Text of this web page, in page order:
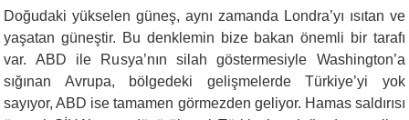
Doğudaki yükselen güneş, aynı zamanda Londra’yı ısıtan ve
yaşatan güneştir. Bu denklemin bize bakan önemli bir tarafı
var. ABD ile Rusya’nın silah göstermesiyle Washington’a
sığınan Avrupa, bölgedeki gelişmelerde Türkiye’yi yok
sayıyor, ABD ise tamamen görmezden geliyor. Hamas saldırısı